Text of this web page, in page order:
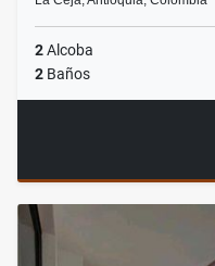
2Alcoba
2 Baños